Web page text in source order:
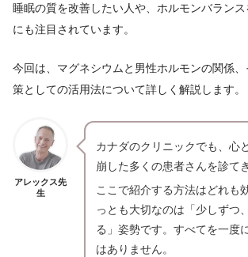
睡眠の質を改善したい人や、ホルモンバラン
にも注目されています。
今回は、マグネシウムと男性ホルモンの関係
策としての活用法について詳しく解説します。
アレックス先
生
カナダのクリニックでも、心
崩した多くの患者さんを診て
ここで紹介する方法はどれも
っとも大切なのは「少しずつ
る」姿勢です。すべてを一度
はありません。